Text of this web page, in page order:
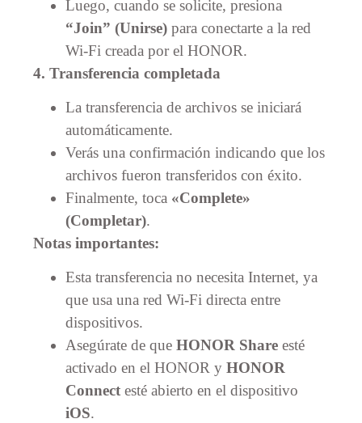
Luego, cuando se solicite, presiona
“Join” (Unirse) para conectarte a la red
Wi-Fi creada por el HONOR.
4. Transferencia completada
La transferencia de archivos se iniciará
automáticamente.
Verás una confirmación indicando que los
archivos fueron transferidos con éxito.
Finalmente, toca «Complete»
(Completar).
Notas importantes:
Esta transferencia no necesita Internet, ya
que usa una red Wi-Fi directa entre
dispositivos.
Asegúrate de que HONOR Share esté
activado en el HONOR y HONOR
Connect esté abierto en el dispositivo
iOS.